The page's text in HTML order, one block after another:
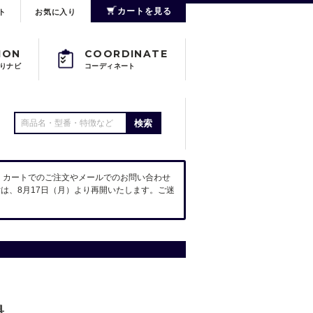
カートを見る
お気に入り
検索
ナビ
COORDINATE
コーディネート
ートでのご注文やメールでのお問い合わせ
、8月17日（月）より再開いたします。ご迷